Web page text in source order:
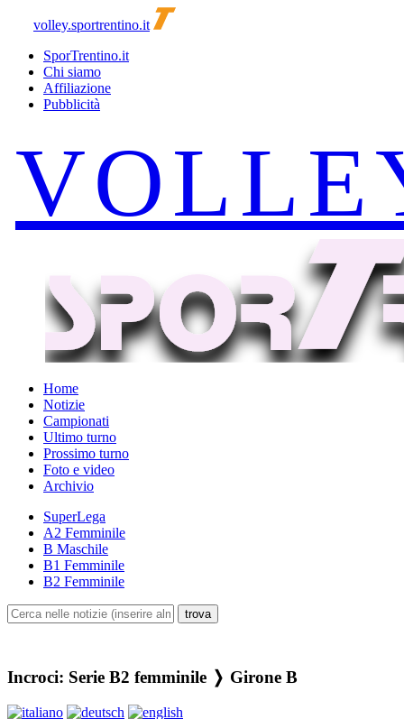
volley.sportrentino.it
SporTrentino.it
Chi siamo
Affiliazione
Pubblicità
Home
Notizie
Campionati
Ultimo turno
Prossimo turno
Foto e video
Archivio
SuperLega
A2 Femminile
B Maschile
B1 Femminile
B2 Femminile
Incroci: Serie B2 femminile ❭ Girone B